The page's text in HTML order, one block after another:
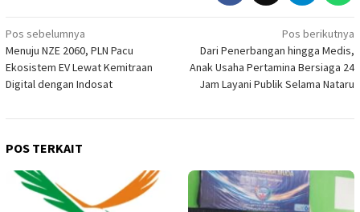
Navigasi
pos
Pos sebelumnya
Menuju NZE 2060, PLN Pacu
Ekosistem EV Lewat Kemitraan
Digital dengan Indosat
Pos berikutnya
Dari Penerbangan hingga Medis,
Anak Usaha Pertamina Bersiaga 24
Jam Layani Publik Selama Nataru
POS TERKAIT